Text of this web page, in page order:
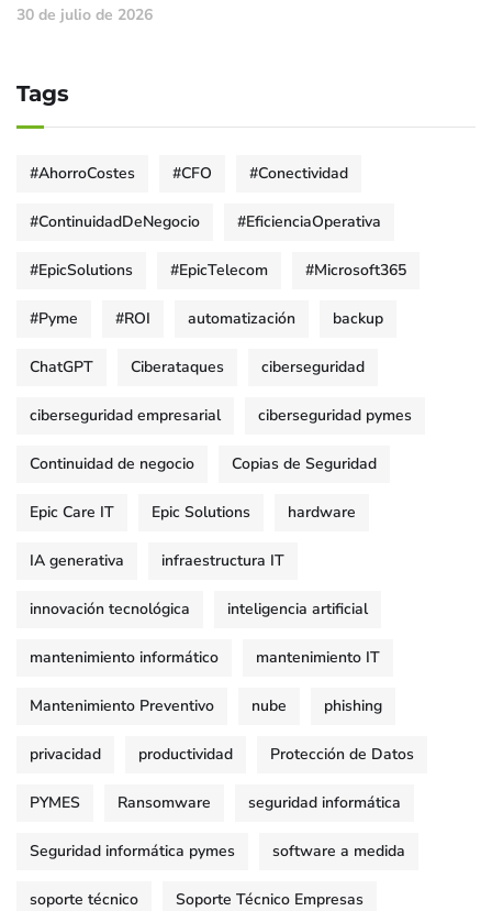
30 de julio de 2026
Tags
#AhorroCostes #CFO #Conectividad
#ContinuidadDeNegocio #EficienciaOperativa
#EpicSolutions #EpicTelecom #Microsoft365
#Pyme #ROI automatización backup
ChatGPT Ciberataques ciberseguridad
ciberseguridad empresarial ciberseguridad pymes
Continuidad de negocio Copias de Seguridad
Epic Care IT Epic Solutions hardware
IA generativa infraestructura IT
innovación tecnológica inteligencia artificial
mantenimiento informático mantenimiento IT
Mantenimiento Preventivo nube phishing
privacidad productividad Protección de Datos
PYMES Ransomware seguridad informática
Seguridad informática pymes software a medida
soporte técnico Soporte Técnico Empresas